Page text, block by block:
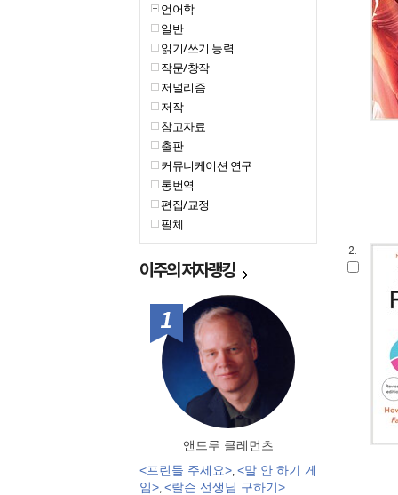
언어학
일반
읽기/쓰기 능력
작문/창작
저널리즘
저작
참고자료
출판
커뮤니케이션 연구
통번역
편집/교정
필체
이주의저자랭킹
1위
앤드루 클레먼츠
<프린들 주세요>, <말 안 하기 게
임>, <랄슨 선생님 구하기>
2.